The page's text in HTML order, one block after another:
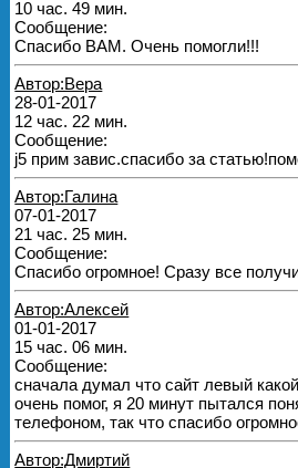
10 час. 49 мин.
Сообщение:
Спасибо ВАМ. Очень помогли!!!
Автор:Вера
28-01-2017
12 час. 22 мин.
Сообщение:
j5 прим завис.спасибо за
Автор:Галина
07-01-2017
21 час. 25 мин.
Сообщение:
Спасибо огромное! Сразу все
Автор:Алексей
01-01-2017
15 час. 06 мин.
Сообщение:
сначала думал что сайт левый
очень помог, я 20 минут пытался
телефоном, так что спасибо
Автор:Дмиртий